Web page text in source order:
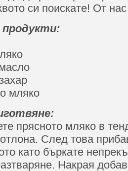
си поискате! От
мляко
прясното мляко в
След това
като бъркате
Накрая